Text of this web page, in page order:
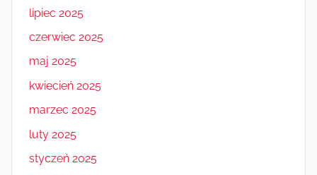
lipiec 2025
czerwiec 2025
maj 2025
kwiecień 2025
marzec 2025
luty 2025
styczeń 2025